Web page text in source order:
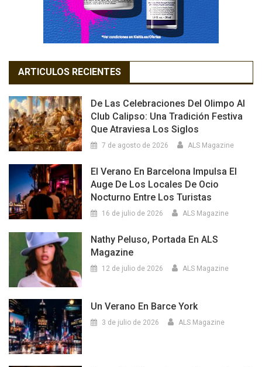
ARTICULOS RECIENTES
De Las Celebraciones Del Olimpo Al
Club Calipso: Una Tradición Festiva
Que Atraviesa Los Siglos
7 de agosto de 2026 ALS Magazine
El Verano En Barcelona Impulsa El
Auge De Los Locales De Ocio
Nocturno Entre Los Turistas
16 de julio de 2026 ALS Magazine
Nathy Peluso, Portada En ALS
Magazine
12 de julio de 2026 ALS Magazine
Un Verano En Barce York
3 de julio de 2026 ALS Magazine